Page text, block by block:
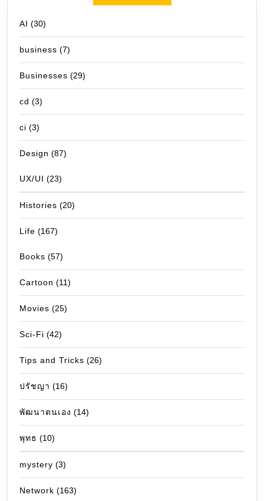
AI (30)
business (7)
Businesses (29)
cd (3)
ci (3)
Design (87)
UX/UI (23)
Histories (20)
Life (167)
Books (57)
Cartoon (11)
Movies (25)
Sci-Fi (42)
Tips and Tricks (26)
ปรัชญา (16)
พัฒนาตนเอง (14)
พุทธ (10)
mystery (3)
Network (163)